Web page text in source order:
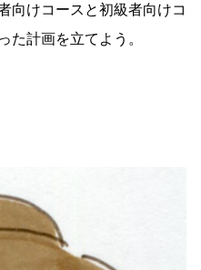
向けコースと初級者向けコ
た計画を立てよう。